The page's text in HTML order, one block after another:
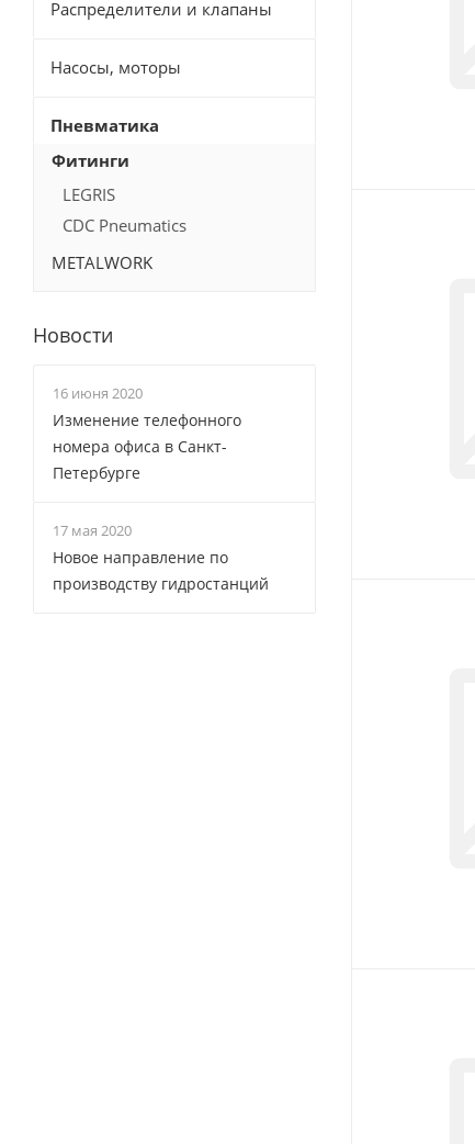
Распределители и клапаны
Насосы, моторы
Пневматика
Фитинги
LEGRIS
CDC Pneumatics
METALWORK
Новости
16 июня 2020
Изменение телефонного
номера офиса в Санкт-
Петербурге
17 мая 2020
Новое направление по
производству гидростанций